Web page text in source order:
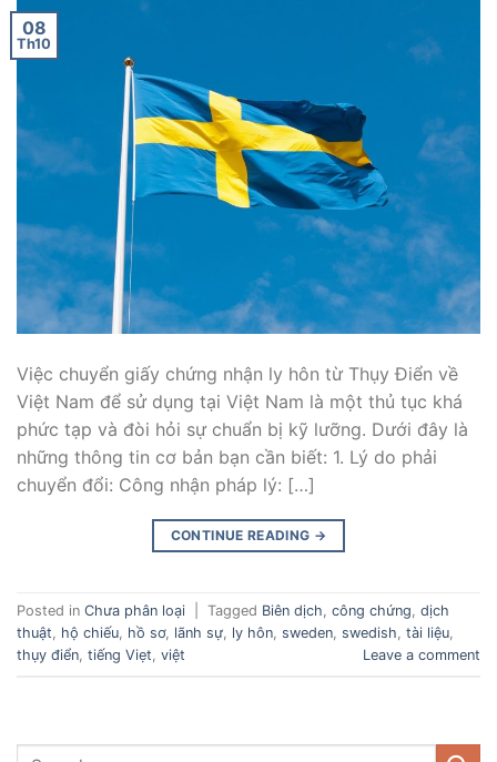
08
Th10
Việc chuyển giấy chứng nhận ly hôn từ Thụy Điển về
Việt Nam để sử dụng tại Việt Nam là một thủ tục khá
phức tạp và đòi hỏi sự chuẩn bị kỹ lưỡng. Dưới đây là
những thông tin cơ bản bạn cần biết: 1. Lý do phải
chuyển đổi: Công nhận pháp lý: […]
CONTINUE READING →
Posted in Chưa phân loại Tagged Biên dịch, công chứng, dịch
thuật, hộ chiếu, hồ sơ, lãnh sự, ly hôn, sweden, swedish, tài liệu,
thụy điển, tiếng Viẹt, việt Leave a comment